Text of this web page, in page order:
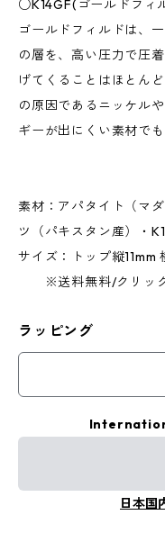
○K14GF(ゴールドフィ
ゴールドフィルドは、
の層を、高い圧力で圧
げてくることはほとん
の原因であるニッケル
ギーが出にくい素材で
素材：アパタイト（マ
ツ（パキスタン産）・
サイズ：トップ縦
※送料無料/クリック
ラッピング
日本国